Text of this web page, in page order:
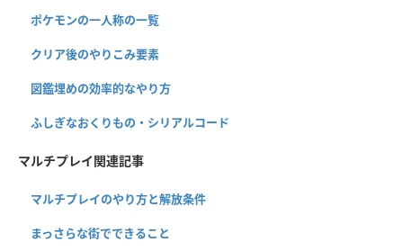
ポケモンの一人称の一覧
クリア後のやりこみ要素
図鑑埋めの効率的なやり方
ふしぎなおくりもの・シリアルコード
マルチプレイ関連記事
マルチプレイのやり方と解放条件
まっさらな街でできること